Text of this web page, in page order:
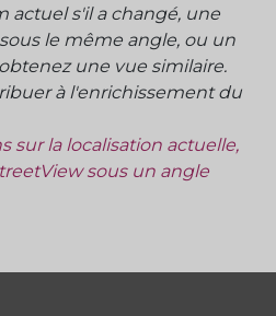
s'il a changé, une
le même angle, ou un
une vue similaire.
à l'enrichissement du
sur la localisation actuelle,
sous un angle